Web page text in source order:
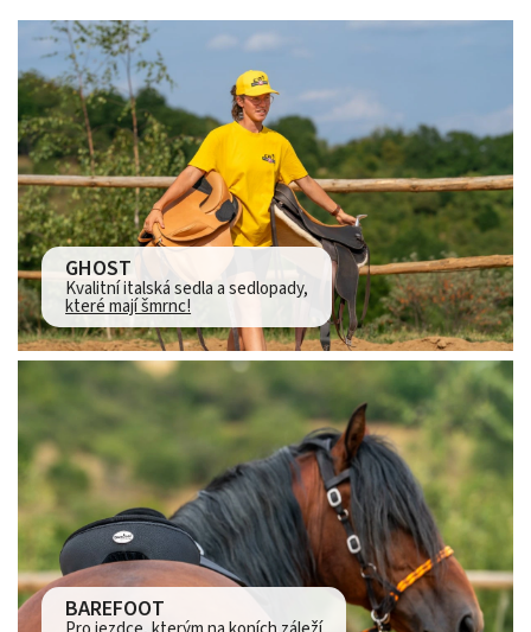
GHOST
Kvalitní italská sedla a sedlopady,
které mají šmrnc!
BAREFOOT